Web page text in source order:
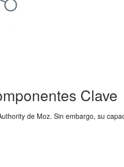
Clave
de Moz. Sin embargo, su